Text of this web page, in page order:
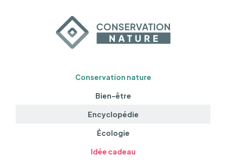
Conservation nature
Bien-être
Encyclopédie
Écologie
Idée cadeau